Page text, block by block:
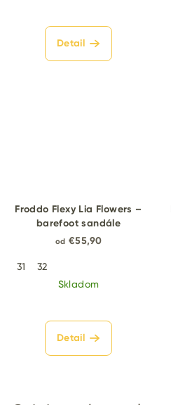
Detail
Froddo Flexy Lia Flowers –
barefoot sandále
od €55,90
31
32
Skladom
Detail